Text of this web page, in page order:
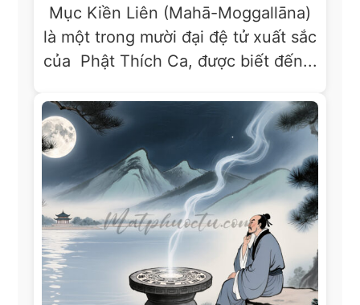
Mục Kiền Liên (Mahā-Moggallāna)
là một trong mười đại đệ tử xuất sắc
của Phật Thích Ca, được biết đến...